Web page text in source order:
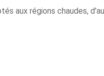
aux régions chaudes,